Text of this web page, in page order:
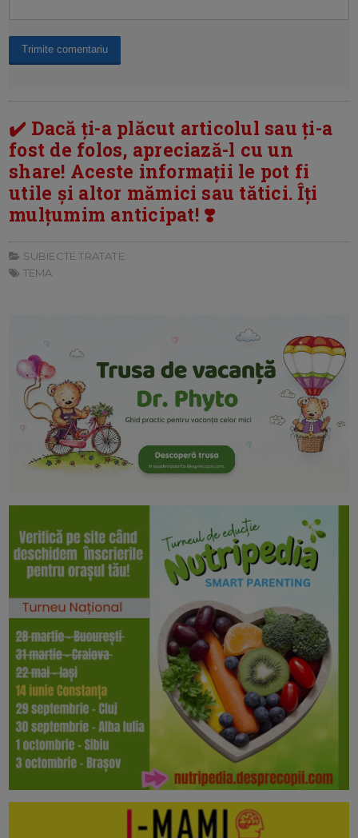
✔️ Dacă ți-a plăcut articolul sau ți-a
fost de folos, apreciază-l cu un
share! Aceste informații le pot fi
utile și altor mămici sau tătici. Îți
mulțumim anticipat! ❣️
SUBIECTE TRATATE:
TEMA: